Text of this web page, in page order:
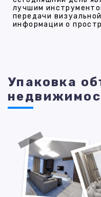
лучшим
передачи визуальной
информации о
Упаковка